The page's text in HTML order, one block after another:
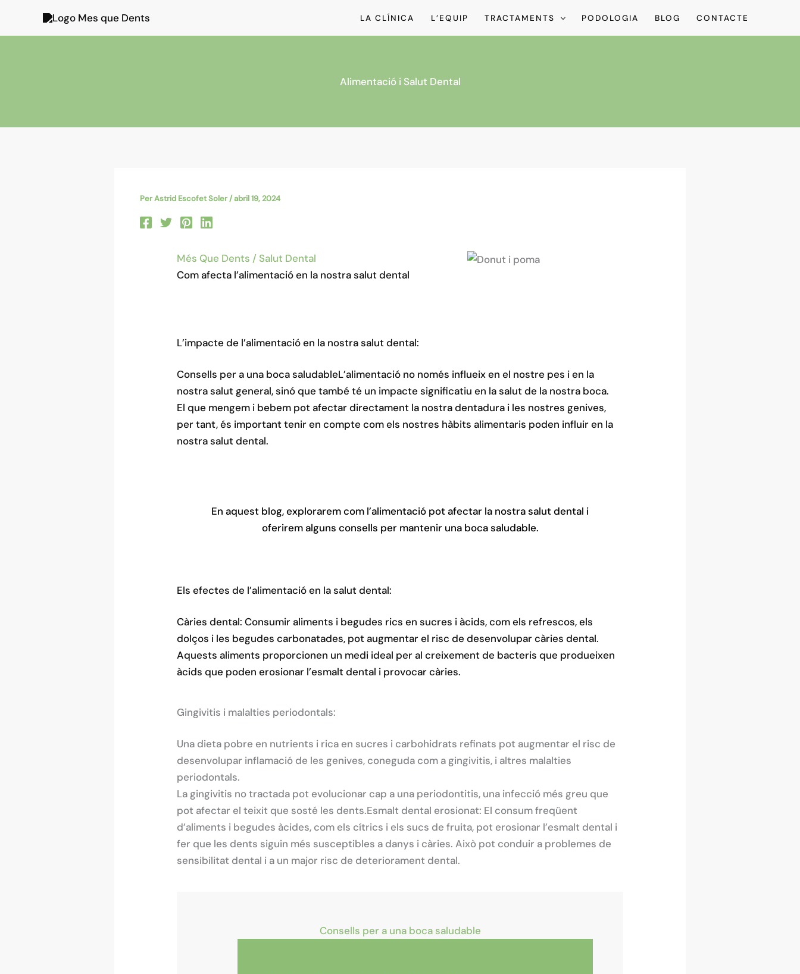
LA CLÍNICA L’EQUIP TRACTAMENTS PODOLOGIA BLOG CONTACTE
Alimentació i Salut Dental
Per Astrid Escofet Soler/abril 19, 2024
Més Que Dents / Salut Dental
Com afecta l’alimentació en la nostra salut dental
L’impacte de l’alimentació en la nostra salut dental:
Consells per a una boca saludableL’alimentació no només influeix en el nostre pes i en la
nostra salut general, sinó que també té un impacte significatiu en la salut de la nostra boca.
El que mengem i bebem pot afectar directament la nostra dentadura i les nostres genives,
per tant, és important tenir en compte com els nostres hàbits alimentaris poden influir en la
nostra salut dental.
En aquest blog, explorarem com l’alimentació pot afectar la nostra salut dental i
oferirem alguns consells per mantenir una boca saludable.
Els efectes de l’alimentació en la salut dental:
Càries dental: Consumir aliments i begudes rics en sucres i àcids, com els refrescos, els
dolços i les begudes carbonatades, pot augmentar el risc de desenvolupar càries dental.
Aquests aliments proporcionen un medi ideal per al creixement de bacteris que produeixen
àcids que poden erosionar l’esmalt dental i provocar càries.
Gingivitis i malalties periodontals:
Una dieta pobre en nutrients i rica en sucres i carbohidrats refinats pot augmentar el risc de
desenvolupar inflamació de les genives, coneguda com a gingivitis, i altres malalties
periodontals.
La gingivitis no tractada pot evolucionar cap a una periodontitis, una infecció més greu que
pot afectar el teixit que sosté les dents.Esmalt dental erosionat: El consum freqüent
d’aliments i begudes àcides, com els cítrics i els sucs de fruita, pot erosionar l’esmalt dental i
fer que les dents siguin més susceptibles a danys i càries. Això pot conduir a problemes de
sensibilitat dental i a un major risc de deteriorament dental.
Consells per a una boca saludable